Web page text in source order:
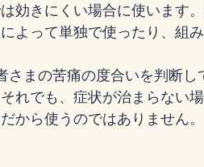
効きにくい場合に使います
よって単独で使ったり、組
まの苦痛の度合いを判断し
れでも、症状が治まらない
から使うのではありません。